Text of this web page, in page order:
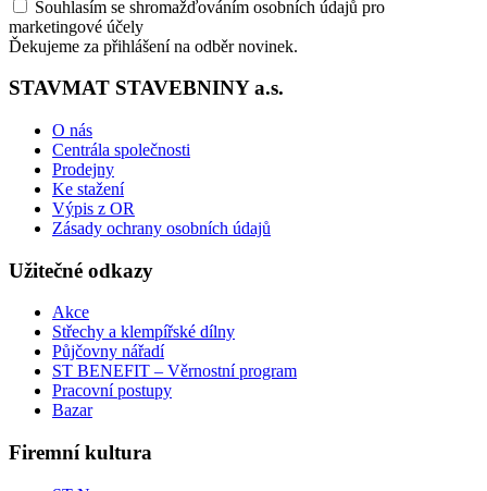
Souhlasím se shromažďováním osobních údajů pro
marketingové účely
Ďekujeme za přihlášení na odběr novinek.
STAVMAT STAVEBNINY a.s.
O nás
Centrála společnosti
Prodejny
Ke stažení
Výpis z OR
Zásady ochrany osobních údajů
Užitečné odkazy
Akce
Střechy a klempířské dílny
Půjčovny nářadí
ST BENEFIT – Věrnostní program
Pracovní postupy
Bazar
Firemní kultura